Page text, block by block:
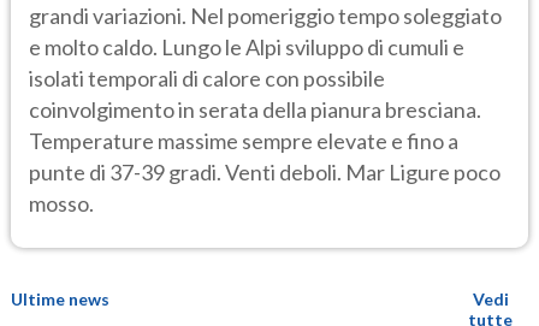
grandi variazioni. Nel pomeriggio tempo soleggiato
e molto caldo. Lungo le Alpi sviluppo di cumuli e
isolati temporali di calore con possibile
coinvolgimento in serata della pianura bresciana.
Temperature massime sempre elevate e fino a
punte di 37-39 gradi. Venti deboli. Mar Ligure poco
mosso.
Ultime news
Vedi
tutte